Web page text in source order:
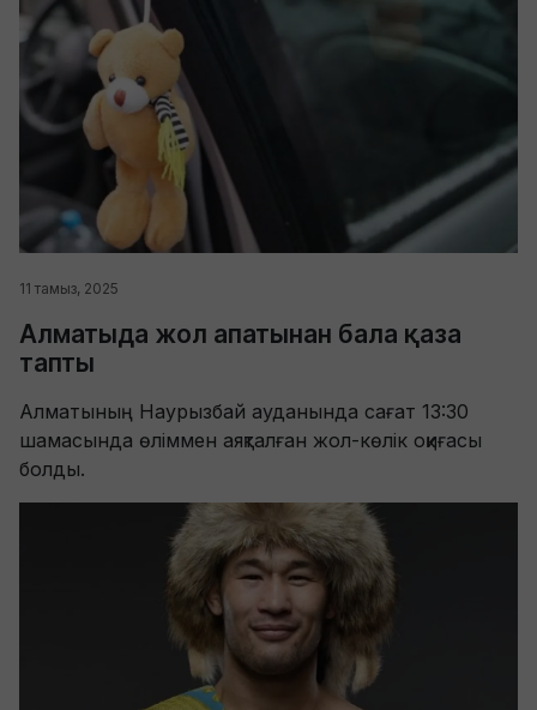
11 тамыз, 2025
Алматыда жол апатынан бала қаза
тапты
Алматының Наурызбай ауданында сағат 13:30
шамасында өліммен аяқталған жол-көлік оқиғасы
болды.